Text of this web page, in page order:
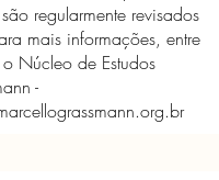
regularmente revisados
mais informações, entre
Núcleo de Estudos
-